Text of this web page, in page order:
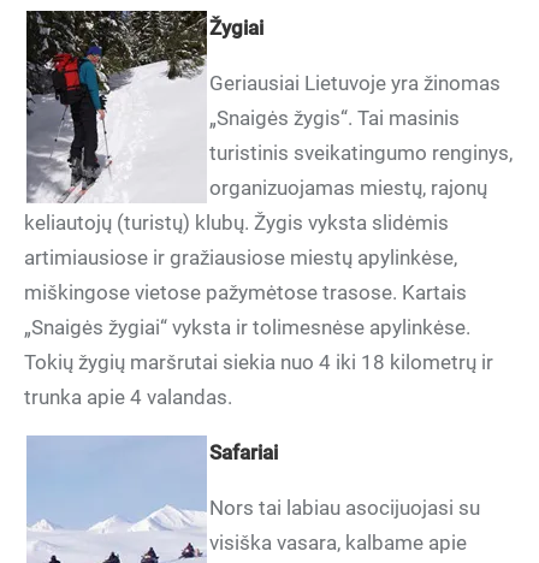
Žygiai
Geriausiai Lietuvoje yra žinomas
„Snaigės žygis“. Tai masinis
turistinis sveikatingumo renginys,
organizuojamas miestų, rajonų
keliautojų (turistų) klubų. Žygis vyksta slidėmis
artimiausiose ir gražiausiose miestų apylinkėse,
miškingose vietose pažymėtose trasose. Kartais
„Snaigės žygiai“ vyksta ir tolimesnėse apylinkėse.
Tokių žygių maršrutai siekia nuo 4 iki 18 kilometrų ir
trunka apie 4 valandas.
Safariai
Nors tai labiau asocijuojasi su
visiška vasara, kalbame apie